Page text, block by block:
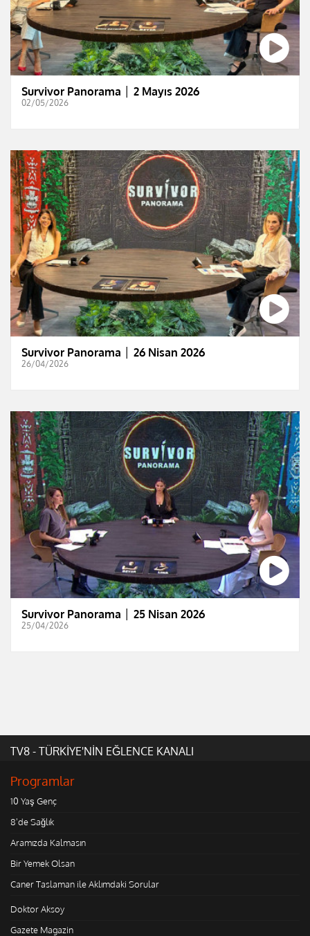
Survivor Panorama │ 2 Mayıs 2026
02/05/2026
Survivor Panorama │ 26 Nisan 2026
26/04/2026
Survivor Panorama │ 25 Nisan 2026
25/04/2026
TV8 - TÜRKİYE'NİN EĞLENCE KANALI
Programlar
10 Yaş Genç
8'de Sağlık
Aramızda Kalmasın
Bir Yemek Olsan
Caner Taslaman ile Aklımdaki Sorular
Doktor Aksoy
Gazete Magazin